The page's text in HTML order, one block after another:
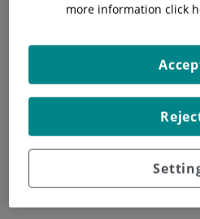
diapositivas:
Impact of the COVID-19
sexual behavior of the
of the east and the west.
more information click